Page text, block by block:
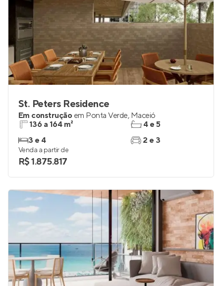
St. Peters Residence
Em construção em Ponta Verde, Maceió
136 a 164 m²
3 e 4
4 e 5
2 e 3
Venda a partir de
R$ 1.875.817